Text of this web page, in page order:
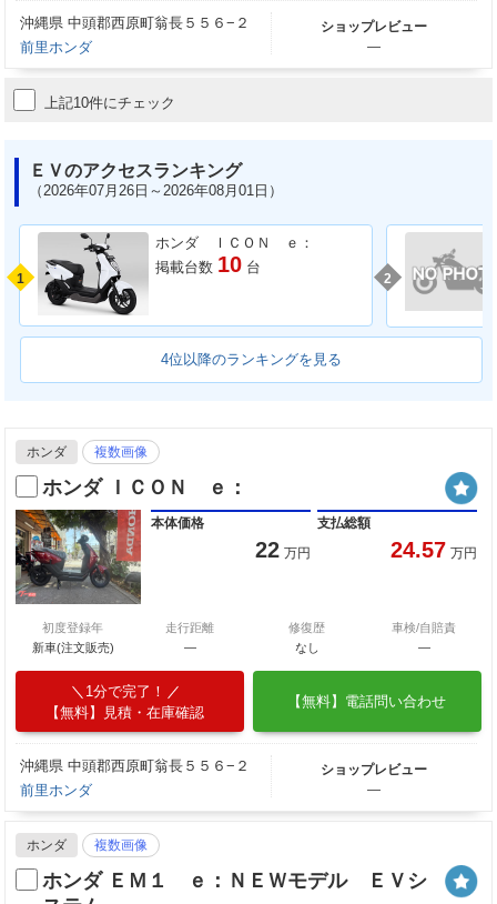
沖縄県 中頭郡西原町翁長５５６−２
前里ホンダ
ショップレビュー
―
上記10件にチェック
ＥＶのアクセスランキング
（2026年07月26日～2026年08月01日）
1
ホンダ ＩＣＯＮ ｅ：
掲載台数 10 台
2
4位以降のランキングを見る
ホンダ 複数画像
ホンダ ＩＣＯＮ ｅ：
本体価格
22 万円
支払総額
24.57 万円
初度登録年
新車(注文販売)
走行距離
―
修復歴
なし
車検/自賠責
―
1分で完了！
【無料】見積・在庫確認
【無料】電話問い合わせ
沖縄県 中頭郡西原町翁長５５６−２
前里ホンダ
ショップレビュー
―
ホンダ 複数画像
ホンダ ＥＭ１ ｅ：ＮＥＷモデル ＥＶシ